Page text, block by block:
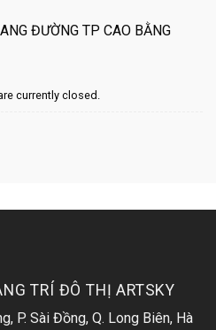
ĐƯỜNG TP CAO BẰNG
currently closed.
TRÍ ĐÔ THỊ ARTSKY
P. Sài Đồng, Q. Long Biên, Hà